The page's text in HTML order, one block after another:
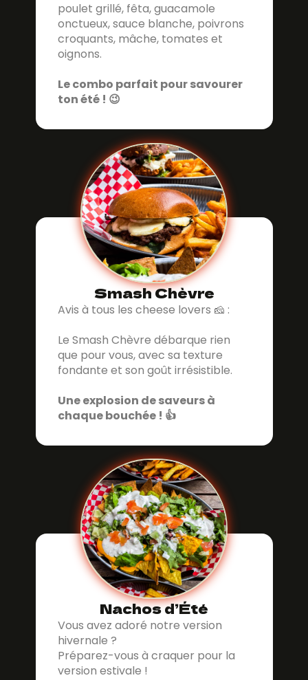
poulet grillé, fêta, guacamole
onctueux, sauce blanche, poivrons
croquants, mâche, tomates et
oignons.
Le combo parfait pour savourer
ton été ! 😉
Smash Chèvre
Avis à tous les cheese lovers 🧀 :
Le Smash Chèvre débarque rien
que pour vous, avec sa texture
fondante et son goût irrésistible.
Une explosion de saveurs à
chaque bouchée ! 👍
Nachos d’Été
Vous avez adoré notre version
hivernale ?
Préparez-vous à craquer pour la
version estivale !